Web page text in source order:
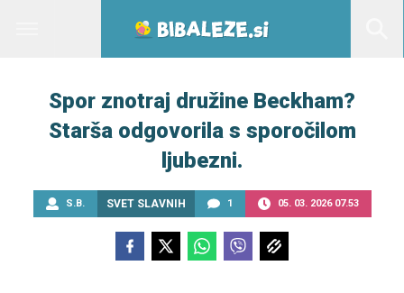
Spor znotraj družine Beckham?
Starša odgovorila s sporočilom
ljubezni.
S.B. SVET SLAVNIH 1 05. 03. 2026 07.53